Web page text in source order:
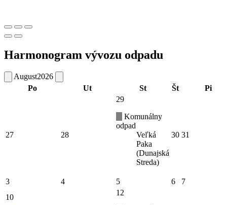
Harmonogram vývozu odpadu
August2026
Po
Ut St Št Pi
27 28
29
Komunálny
odpad
Veľká
Paka
(Dunajská
Streda)
30 31
3 4 5 6
7
10
12